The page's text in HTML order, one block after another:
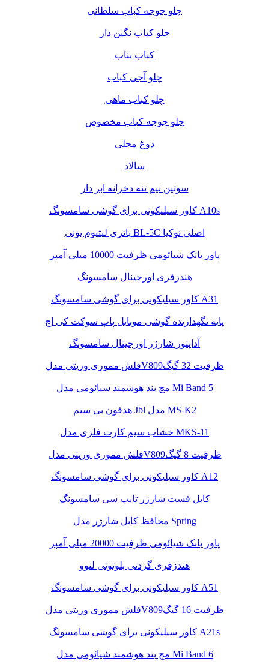
چلو جوجه کباب سلطانی
چلو کباب نگین دار
کباب بناب
چلو آجی کباب
چلو کباب ماهی
چلو جوجه کباب مخصوص
دوغ محلی
سالاد
سوتین نیم تنه دخرانه ابر دار
کاور سیلیکونی برای گوشی سامسونگ A10s
باتری لیتیوم یونی BL-5C اصلی نوکیا
پاور بانک شیائومی ظرفیت 10000 میلی آمپر
هندزفری اورجینال سامسونگ
کاور سیلیکونی برای گوشی سامسونگ A31
پایه نگهدارنده گوشی موبایل پاپ سوکت کی اچ
آداپتور شارژر اورجینال سامسونگ
فلش مموری وریتی مدلV809ظرفیت 32 گیگ
مچ بند هوشمند شیائومی مدل Mi Band 5
هدفون بی سیم Jbl مدل MS-K2
خشاب سیم کارت فلزی مدل MKS-11
فلش مموری وریتی مدلV809ظرفیت 8 گیگ
کاور سیلیکونی برای گوشی سامسونگ A12
کابل فست شارژر تایپ سی سامسونگ
محافظ کابل شارژر مدل Spring
پاور بانک شیائومی ظرفیت 20000 میلی آمپر
هندزفری گردنی بلوتوثی لنوو
کاور سیلیکونی برای گوشی سامسونگ A51
فلش مموری وریتی مدلV809ظرفیت 16 گیگ
کاور سیلیکونی برای گوشی سامسونگ A21s
مچ بند هوشمند شیائومی مدل Mi Band 6